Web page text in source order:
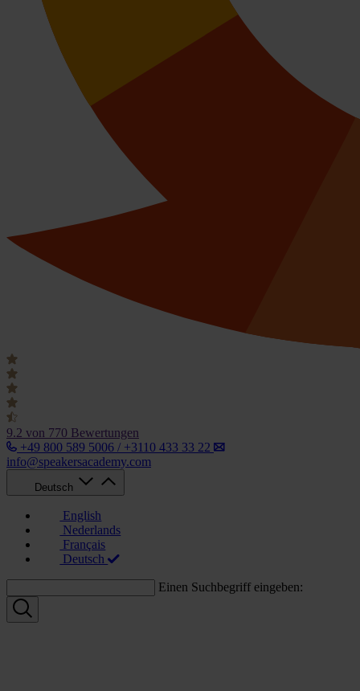
9.2 von 770 Bewertungen
+49 800 589 5006 / +3110 433 33 22
info@speakersacademy.com
Deutsch
English
Nederlands
Français
Deutsch
Einen Suchbegriff eingeben: